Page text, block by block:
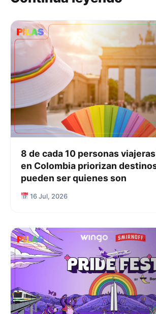
8 de cada 10 personas
en Colombia priorizan
pueden ser quienes son
16 Jul, 2026